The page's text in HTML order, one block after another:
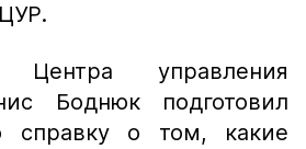
Центра управления
Боднюк подготовил
справку о том, какие